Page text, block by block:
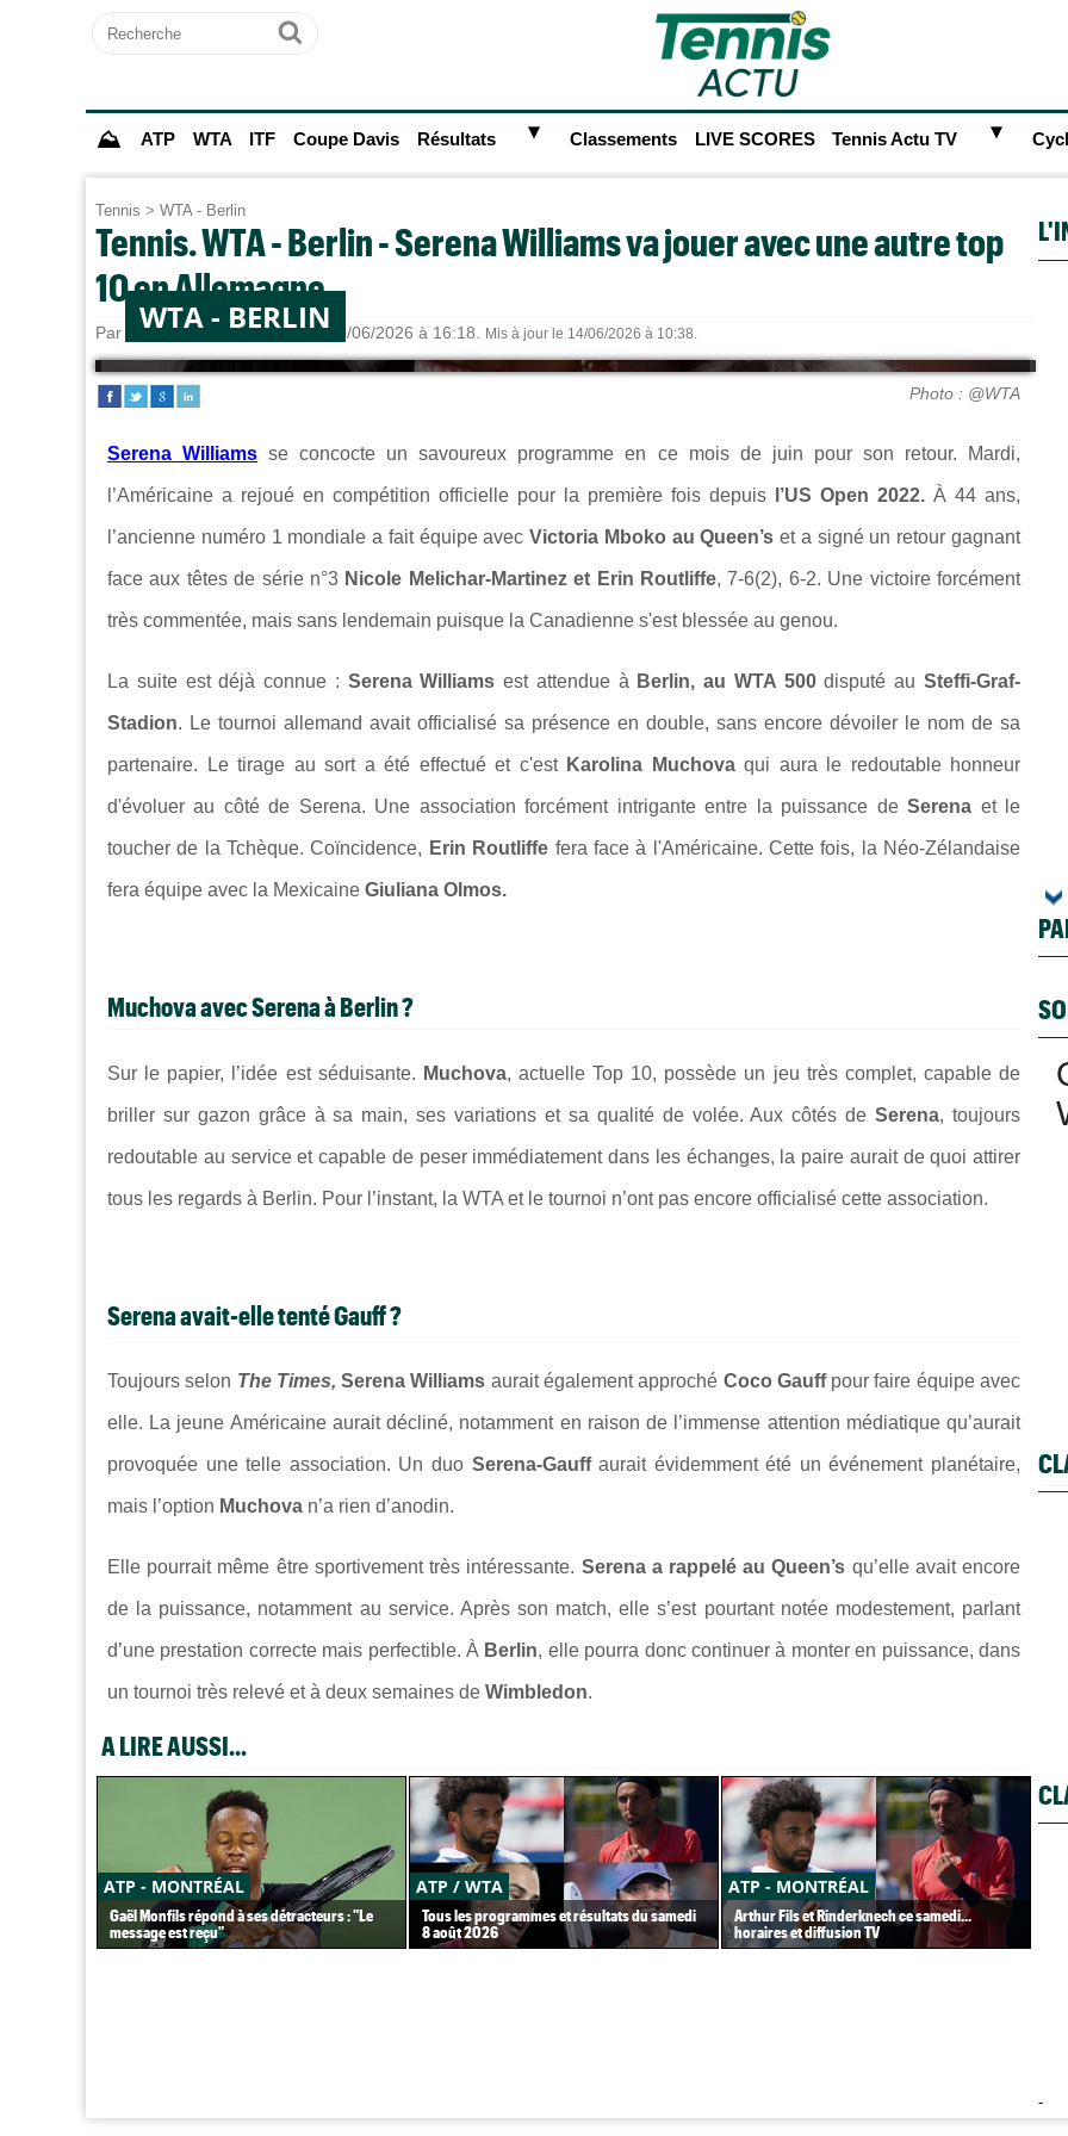
Recherche
Ok
⛰ ATP WTA ITF Coupe Davis Résultats ► Classements LIVE SCORES Tennis Actu TV ►
Tennis > WTA - Berlin
Tennis. WTA - Berlin - Serena Williams va jouer avec une autre top
10 en Allemagne
Par Alexandre HERCHEUX le 10/06/2026 à 16:18. Mis à jour le 14/06/2026 à 10:38.
WTA - BERLIN
Photo : @WTA
Serena Williams se concocte un savoureux programme en ce mois de juin pour son retour. Mardi,
l’Américaine a rejoué en compétition officielle pour la première fois depuis l’US Open 2022. À 44 ans,
l’ancienne numéro 1 mondiale a fait équipe avecVictoria Mboko au Queen’s et a signé un retour gagnant
face aux têtes de série n°3 Nicole Melichar-Martinez et Erin Routliffe, 7-6(2), 6-2. Une victoire forcément
très commentée, mais sans lendemain puisque la Canadienne s'est blessée au genou.
La suite est déjà connue : Serena Williams est attendue à Berlin, au WTA 500disputé auSteffi-Graf-
Stadion. Le tournoi allemand avait officialisé sa présence en double, sans encore dévoiler le nom de sa
partenaire. Le tirage au sort a été effectué et c'est Karolina Muchova qui aura le redoutable honneur
d'évoluer au côté de Serena. Une association forcément intrigante entre la puissance deSerena et le
toucher de la Tchèque. Coïncidence, Erin Routliffe fera face à l'Américaine. Cette fois, la Néo-Zélandaise
fera équipe avec la Mexicaine Giuliana Olmos.
Muchova avec Serena à Berlin ?
Sur le papier, l’idée est séduisante. Muchova, actuelle Top 10, possède un jeu très complet, capable de
briller sur gazon grâce à sa main, ses variations et sa qualité de volée. Aux côtés deSerena, toujours
redoutable au service et capable de peser immédiatement dans les échanges, la paire aurait de quoi attirer
tous les regards à Berlin. Pour l’instant, la WTA et le tournoi n’ont pas encore officialisé cette association.
Serena avait-elle tenté Gauff ?
Toujours selon The Times, Serena Williams aurait également approché Coco Gauffpour faire équipe avec
elle. La jeune Américaine aurait décliné, notamment en raison de l’immense attention médiatique qu’aurait
provoquée une telle association. Un duo Serena-Gauffaurait évidemment été un événement planétaire,
mais l’option Muchova n’a rien d’anodin.
Elle pourrait même être sportivement très intéressante. Serena a rappelé au Queen’s qu’elle avait encore
de la puissance, notamment au service. Après son match, elle s’est pourtant notée modestement, parlant
d’une prestation correcte mais perfectible. À Berlin, elle pourra donc continuer à monter en puissance, dans
un tournoi très relevé et à deux semaines de Wimbledon.
A LIRE AUSSI...
ATP - MONTRÉAL
Gaël Monfils répond à ses détracteurs : "Le
message est reçu"
ATP / WTA
Tous les programmes et résultats du samedi
8 août 2026
ATP - MONTRÉAL
Arthur Fils et Rinderknech ce samedi...
horaires et diffusion TV
-